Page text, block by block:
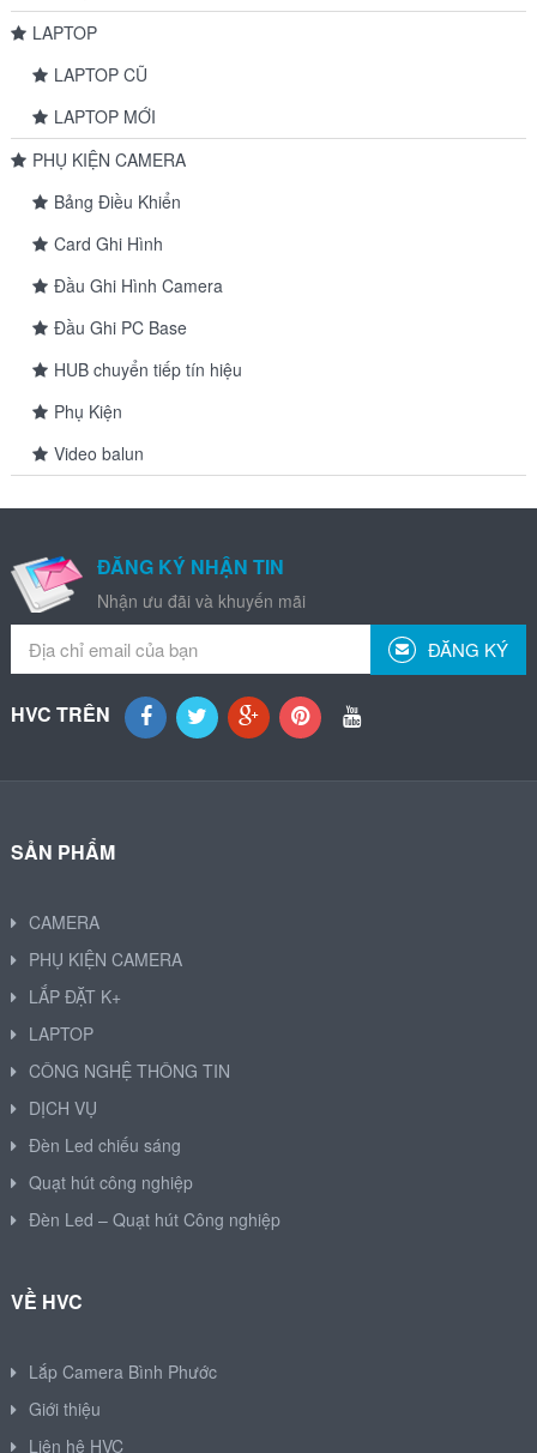
LAPTOP
LAPTOP CŨ
LAPTOP MỚI
PHỤ KIỆN CAMERA
Bảng Điều Khiển
Card Ghi Hình
Đầu Ghi Hình Camera
Đầu Ghi PC Base
HUB chuyển tiếp tín hiệu
Phụ Kiện
Video balun
ĐĂNG KÝ NHẬN TIN
Nhận ưu đãi và khuyến mãi
ĐĂNG KÝ
HVC TRÊN
SẢN PHẨM
CAMERA
PHỤ KIỆN CAMERA
LẮP ĐẶT K+
LAPTOP
CÔNG NGHỆ THÔNG TIN
DỊCH VỤ
Đèn Led chiếu sáng
Quạt hút công nghiệp
Đèn Led – Quạt hút Công nghiệp
VỀ HVC
Lắp Camera Bình Phước
Giới thiệu
Liên hệ HVC